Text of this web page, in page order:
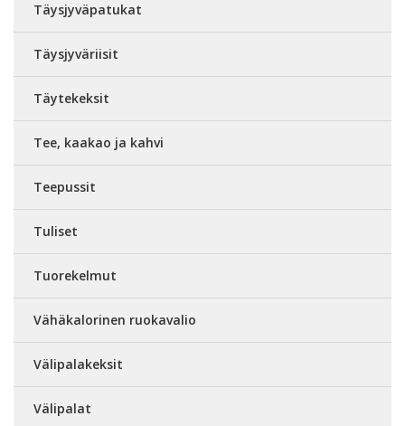
Täysjyväpatukat
Täysjyväriisit
Täytekeksit
Tee, kaakao ja kahvi
Teepussit
Tuliset
Tuorekelmut
Vähäkalorinen ruokavalio
Välipalakeksit
Välipalat